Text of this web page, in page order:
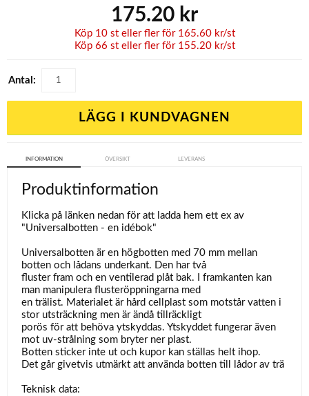
175.20 kr
Köp 10 steller fler för 165.60 kr/st
Köp 66 steller fler för 155.20 kr/st
Antal:
LÄGG I KUNDVAGNEN
INFORMATION ÖVERSIKT LEVERANS
Produktinformation
Klicka på länken nedan för att ladda hem ett ex av
"Universalbotten - en idébok"
Universalbotten är en högbotten med 70 mm mellan
botten och lådans underkant. Den har två
fluster fram och en ventilerad plåt bak. I framkanten kan
man manipulera flusteröppningarna med
en trälist. Materialet är hård cellplast som motstår vatten i
stor utsträckning men är ändå tillräckligt
porös för att behöva ytskyddas. Ytskyddet fungerar även
mot uv-strålning som bryter ner plast.
Botten sticker inte ut och kupor kan ställas helt ihop.
Det går givetvis utmärkt att använda botten till lådor av trä
Teknisk data: